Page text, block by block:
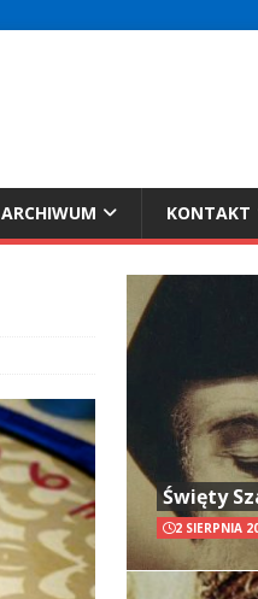
ARCHIWUM KONTAKT
Święty
2 SIERPNIA